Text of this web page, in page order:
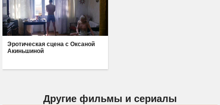
Эротическая сцена с Оксаной
Акиньшиной
Другие фильмы и сериалы